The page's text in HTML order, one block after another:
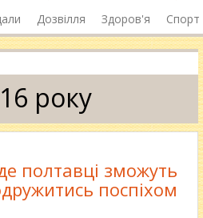
Дозвілля Здоров'я Спорт
року
полтавці зможуть
поспіхом